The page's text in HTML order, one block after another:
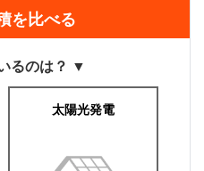
を比べる
るのは？ ▼
太陽光発電